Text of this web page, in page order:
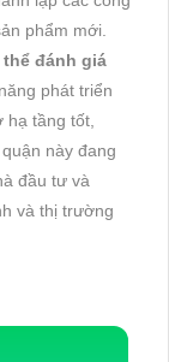
phẩm mới.
đánh giá
phát triển
hạ tầng tốt,
này đang
đầu tư và
và thị trường